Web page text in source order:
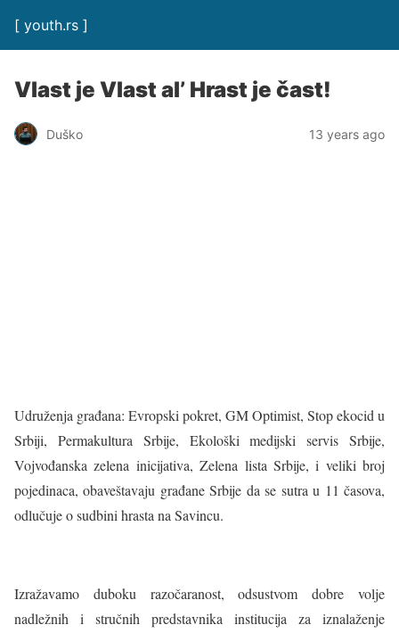
[ youth.rs ]
Vlast je Vlast al’ Hrast je čast!
Duško 13 years ago
Udruženja građana: Evropski pokret, GM Optimist, Stop ekocid u
Srbiji, Permakultura Srbije, Ekološki medijski servis Srbije,
Vojvođanska zelena inicijativa, Zelena lista Srbije, i veliki broj
pojedinaca, obaveštavaju građane Srbije da se sutra u 11 časova,
odlučuje o sudbini hrasta na Savincu.
Izražavamo duboku razočaranost, odsustvom dobre volje
nadležnih i stručnih predstavnika institucija za iznalaženje